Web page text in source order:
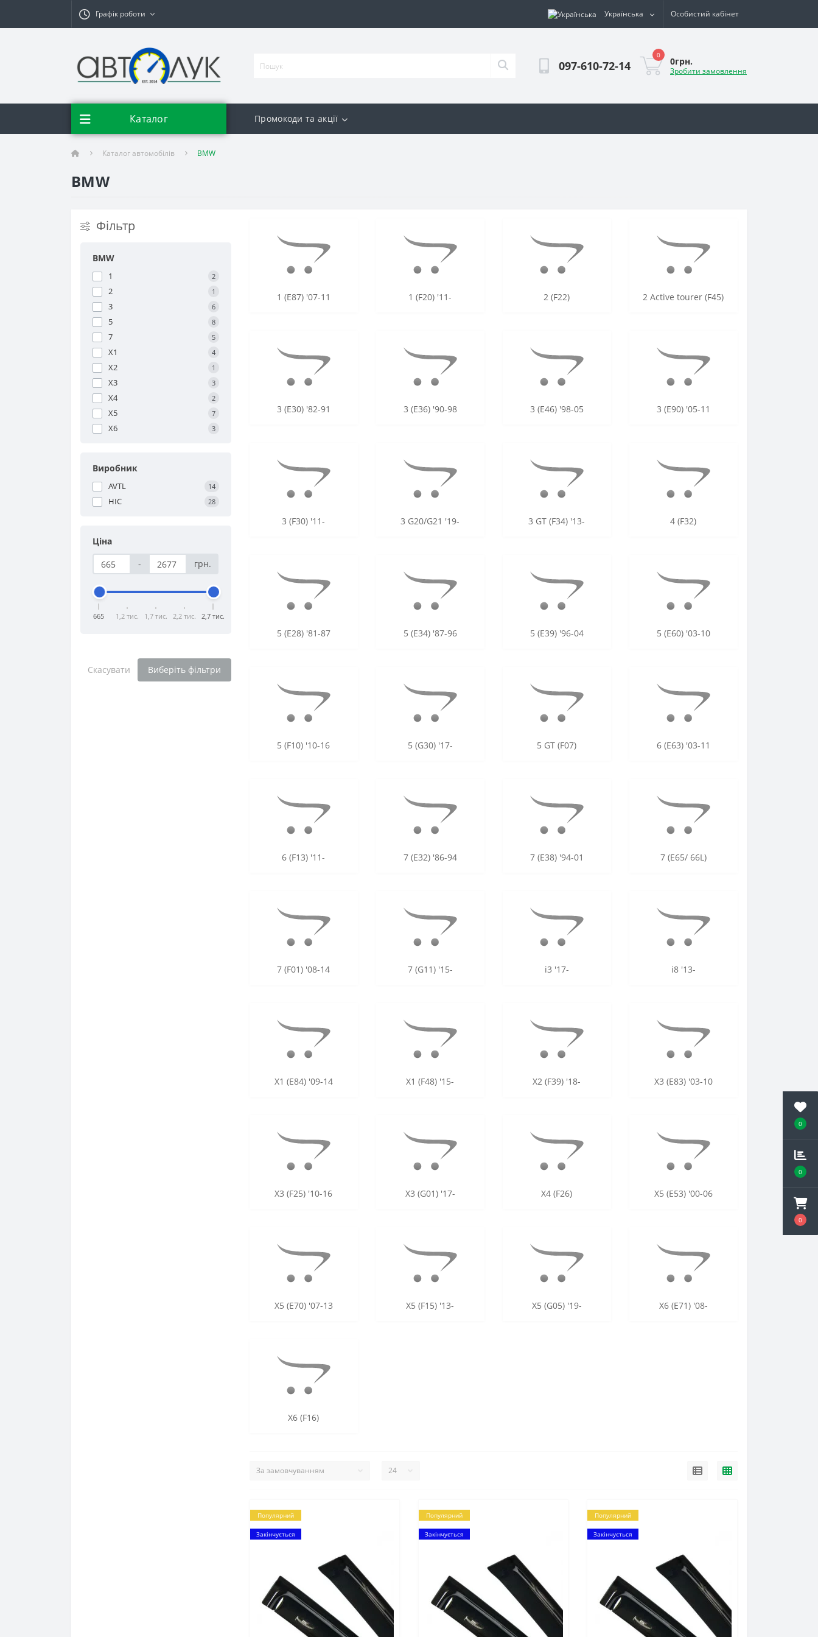
0
0
0
Графік роботи Українська Особистий кабінет
097-610-72-14
0
0грн.
Зробити замовлення
Каталог Промокоди та акції
Каталог автомобілів BMW
BMW
Фільтр
BMW
1 2
2 1
3 6
5 8
7 5
X1 4
X2 1
X3 3
X4 2
X5 7
X6 3
Виробник
AVTL 14
HIC 28
Ціна
-
грн.
665 1,2 тис. 1,7 тис. 2,2 тис. 2,7 тис.
Скасувати Виберіть фільтри
1 (E87) '07-11 1 (F20) '11- 2 (F22) 2 Active tourer (F45)
3 (E30) '82-91 3 (E36) '90-98 3 (E46) '98-05 3 (E90) '05-11
3 (F30) '11- 3 G20/G21 '19- 3 GT (F34) '13- 4 (F32)
5 (E28) '81-87 5 (E34) '87-96 5 (E39) '96-04 5 (E60) '03-10
5 (F10) '10-16 5 (G30) '17- 5 GT (F07) 6 (E63) '03-11
6 (F13) '11- 7 (E32) '86-94 7 (E38) '94-01 7 (E65/ 66L)
7 (F01) '08-14 7 (G11) '15- i3 '17- i8 '13-
X1 (E84) '09-14 X1 (F48) '15- X2 (F39) '18- X3 (E83) '03-10
X3 (F25) '10-16 X3 (G01) '17- X4 (F26) X5 (E53) '00-06
X5 (E70) '07-13 X5 (F15) '13- X5 (G05) '19- X6 (E71) '08-
X6 (F16)
Популярний
Закінчується
Популярний
Закінчується
Популярний
Закінчується